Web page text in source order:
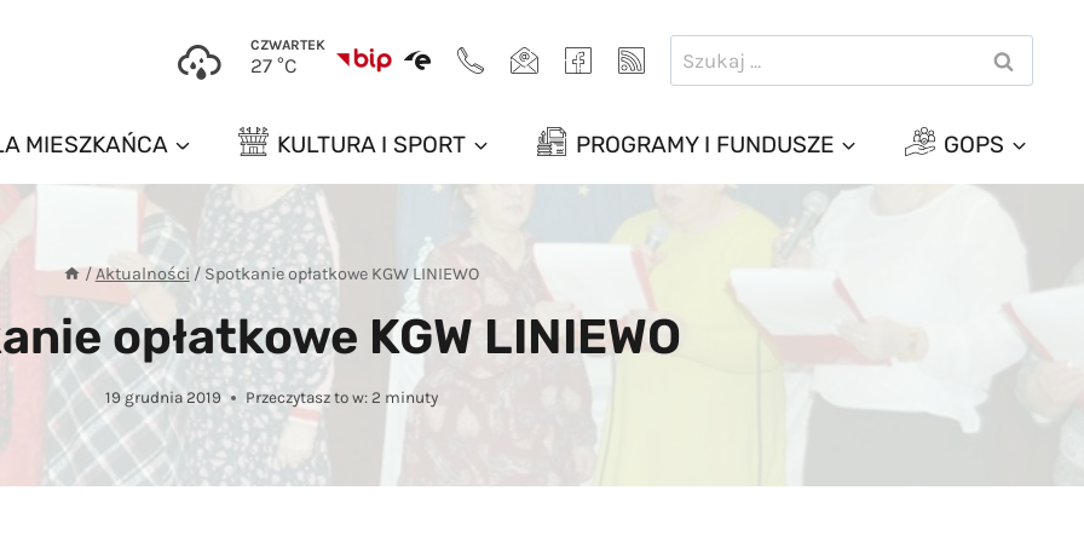
CZWARTEK
27 °C
Szukaj:
MIESZKAŃCA KULTURA I SPORT PROGRAMY I FUNDUSZE GOPS
/Aktualności / Spotkanie opłatkowe KGW LINIEWO
opłatkowe KGW LINIEWO
19 grudnia 2019 Przeczytasz to w:2 minuty